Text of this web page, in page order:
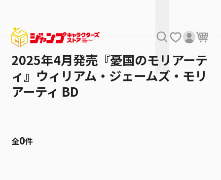
2025年4月発売『憂国のモリアーテ
ィ』ウィリアム・ジェームズ・モリ
アーティ BD
全0件